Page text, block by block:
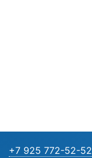
+7 925 772-52-52